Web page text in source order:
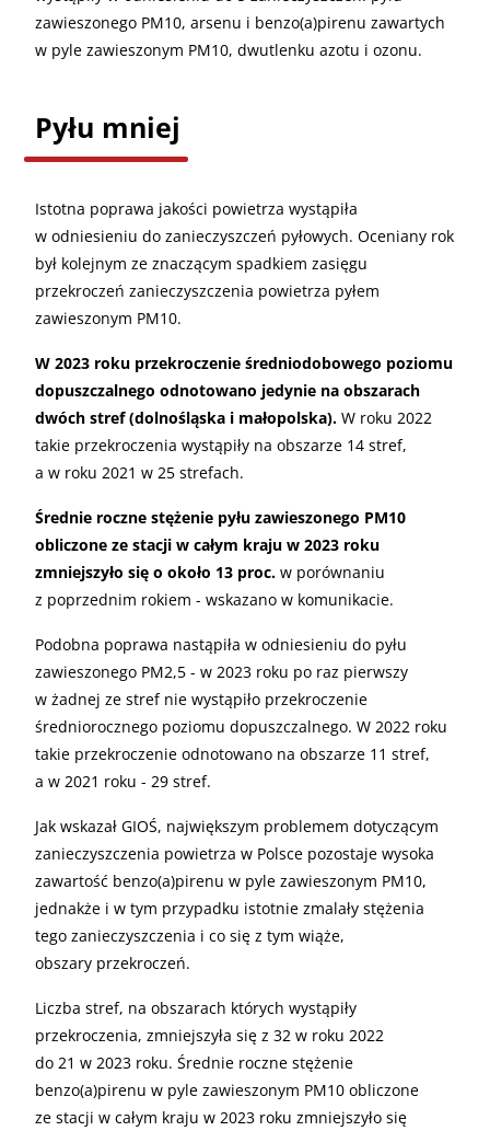
zawieszonego PM10, arsenu i benzo(a)pirenu zawartych
w pyle zawieszonym PM10, dwutlenku azotu i ozonu.
Pyłu mniej
Istotna poprawa jakości powietrza wystąpiła
w odniesieniu do zanieczyszczeń pyłowych. Oceniany rok
był kolejnym ze znaczącym spadkiem zasięgu
przekroczeń zanieczyszczenia powietrza pyłem
zawieszonym PM10.
W 2023 roku przekroczenie średniodobowego poziomu
dopuszczalnego odnotowano jedynie na obszarach
dwóch stref (dolnośląska i małopolska). W roku 2022
takie przekroczenia wystąpiły na obszarze 14 stref,
a w roku 2021 w 25 strefach.
Średnie roczne stężenie pyłu zawieszonego PM10
obliczone ze stacji w całym kraju w 2023 roku
zmniejszyło się o około 13 proc. w porównaniu
z poprzednim rokiem - wskazano w komunikacie.
Podobna poprawa nastąpiła w odniesieniu do pyłu
zawieszonego PM2,5 - w 2023 roku po raz pierwszy
w żadnej ze stref nie wystąpiło przekroczenie
średniorocznego poziomu dopuszczalnego. W 2022 roku
takie przekroczenie odnotowano na obszarze 11 stref,
a w 2021 roku - 29 stref.
Jak wskazał GIOŚ, największym problemem dotyczącym
zanieczyszczenia powietrza w Polsce pozostaje wysoka
zawartość benzo(a)pirenu w pyle zawieszonym PM10,
jednakże i w tym przypadku istotnie zmalały stężenia
tego zanieczyszczenia i co się z tym wiąże,
obszary przekroczeń.
Liczba stref, na obszarach których wystąpiły
przekroczenia, zmniejszyła się z 32 w roku 2022
do 21 w 2023 roku. Średnie roczne stężenie
benzo(a)pirenu w pyle zawieszonym PM10 obliczone
ze stacji w całym kraju w 2023 roku zmniejszyło się